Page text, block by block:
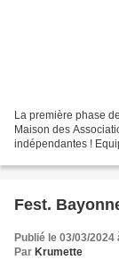
La première phase
Maison des
indépendantes !
joueurs que
Fest.
Publié le 03/03/2024
Par Krumette